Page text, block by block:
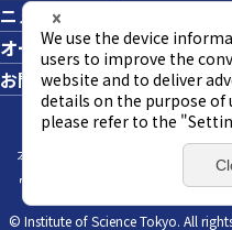
ニュース＆イベント
オープンキャンパス・説明会
お問い合わせ
本サイトについて
個
ウェブアクセシビリティ方針
© Institute of Science Tokyo. All